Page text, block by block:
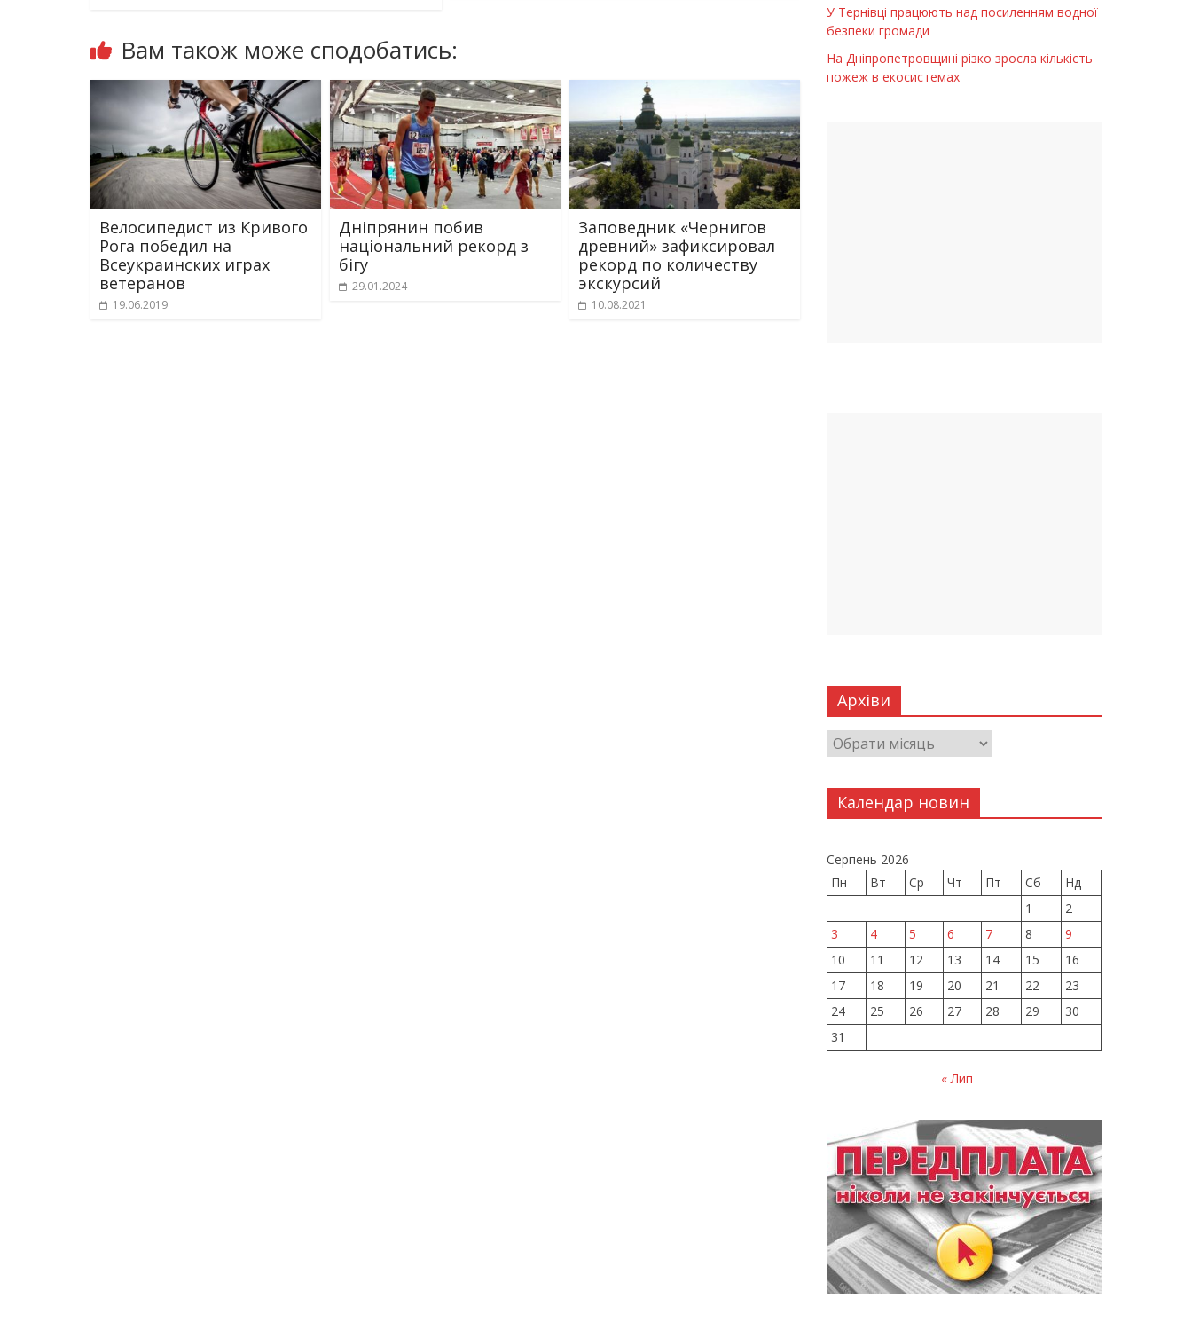
Вам також може сподобатись:
Велосипедист из Кривого
Рога победил на
Всеукраинских играх
ветеранов
19.06.2019
Дніпрянин побив
національний рекорд з
бігу
29.01.2024
Заповедник «Чернигов
древний» зафиксировал
рекорд по количеству
экскурсий
10.08.2021
У Тернівці працюють над посиленням водної
безпеки громади
На Дніпропетровщині різко зросла кількість
пожеж в екосистемах
Архіви
Календар новин
Серпень 2026
Пн
Вт Ср Чт Пт Сб
Нд
1
2
3
4 5 6 7 8
9
10
11 12 13 14 15
16
17
18 19 20 21 22
23
24
25 26 27 28 29
30
31
« Лип